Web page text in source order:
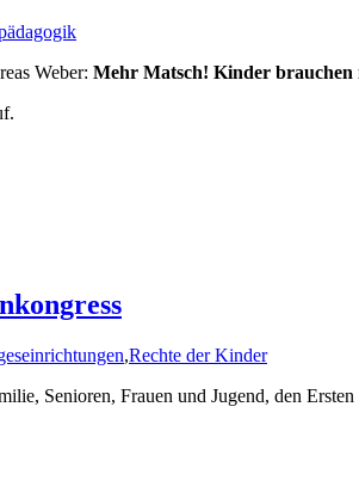
Weber: Mehr Matsch! Kinder
,Rechte der Kinder
Senioren, Frauen und Jugend, den